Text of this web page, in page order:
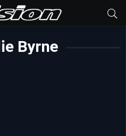
Byrne